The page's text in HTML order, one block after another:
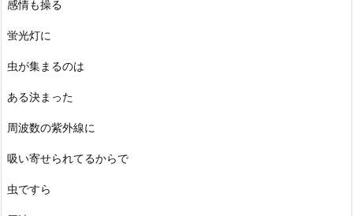
感情も操る
蛍光灯に
虫が集まるのは
ある決まった
周波数の紫外線に
吸い寄せられてるからで
虫ですら